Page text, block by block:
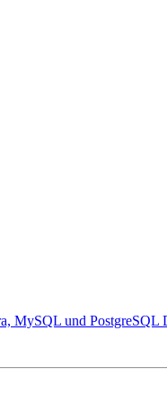
MySQL und PostgreSQL